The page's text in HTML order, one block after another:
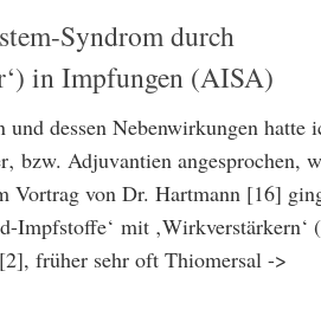
Syndrom durch
in Impfungen (AISA)
dessen Nebenwirkungen hatte
bzw. Adjuvantien angesprochen,
Vortrag von Dr. Hartmann [16]
Impfstoffe‘ mit ‚Wirkverstärkern‘
früher sehr oft Thiomersal ->